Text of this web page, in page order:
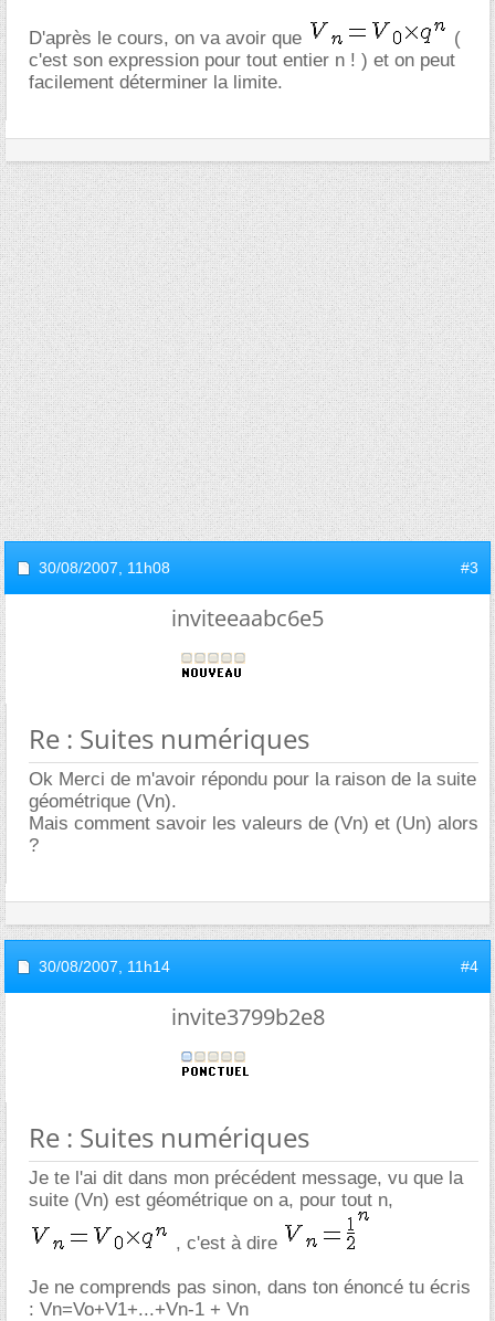
D'après le cours, on va avoir que
(
c'est son expression pour tout entier n ! ) et on peut
facilement déterminer la limite.
30/08/2007, 11h08 #3
inviteeaabc6e5
Re : Suites numériques
Ok Merci de m'avoir répondu pour la raison de la suite
géométrique (Vn).
Mais comment savoir les valeurs de (Vn) et (Un) alors
?
30/08/2007, 11h14 #4
invite3799b2e8
Re : Suites numériques
Je te l'ai dit dans mon précédent message, vu que la
suite (Vn) est géométrique on a, pour tout n,
, c'est à dire
Je ne comprends pas sinon, dans ton énoncé tu écris
: Vn=Vo+V1+...+Vn-1 + Vn